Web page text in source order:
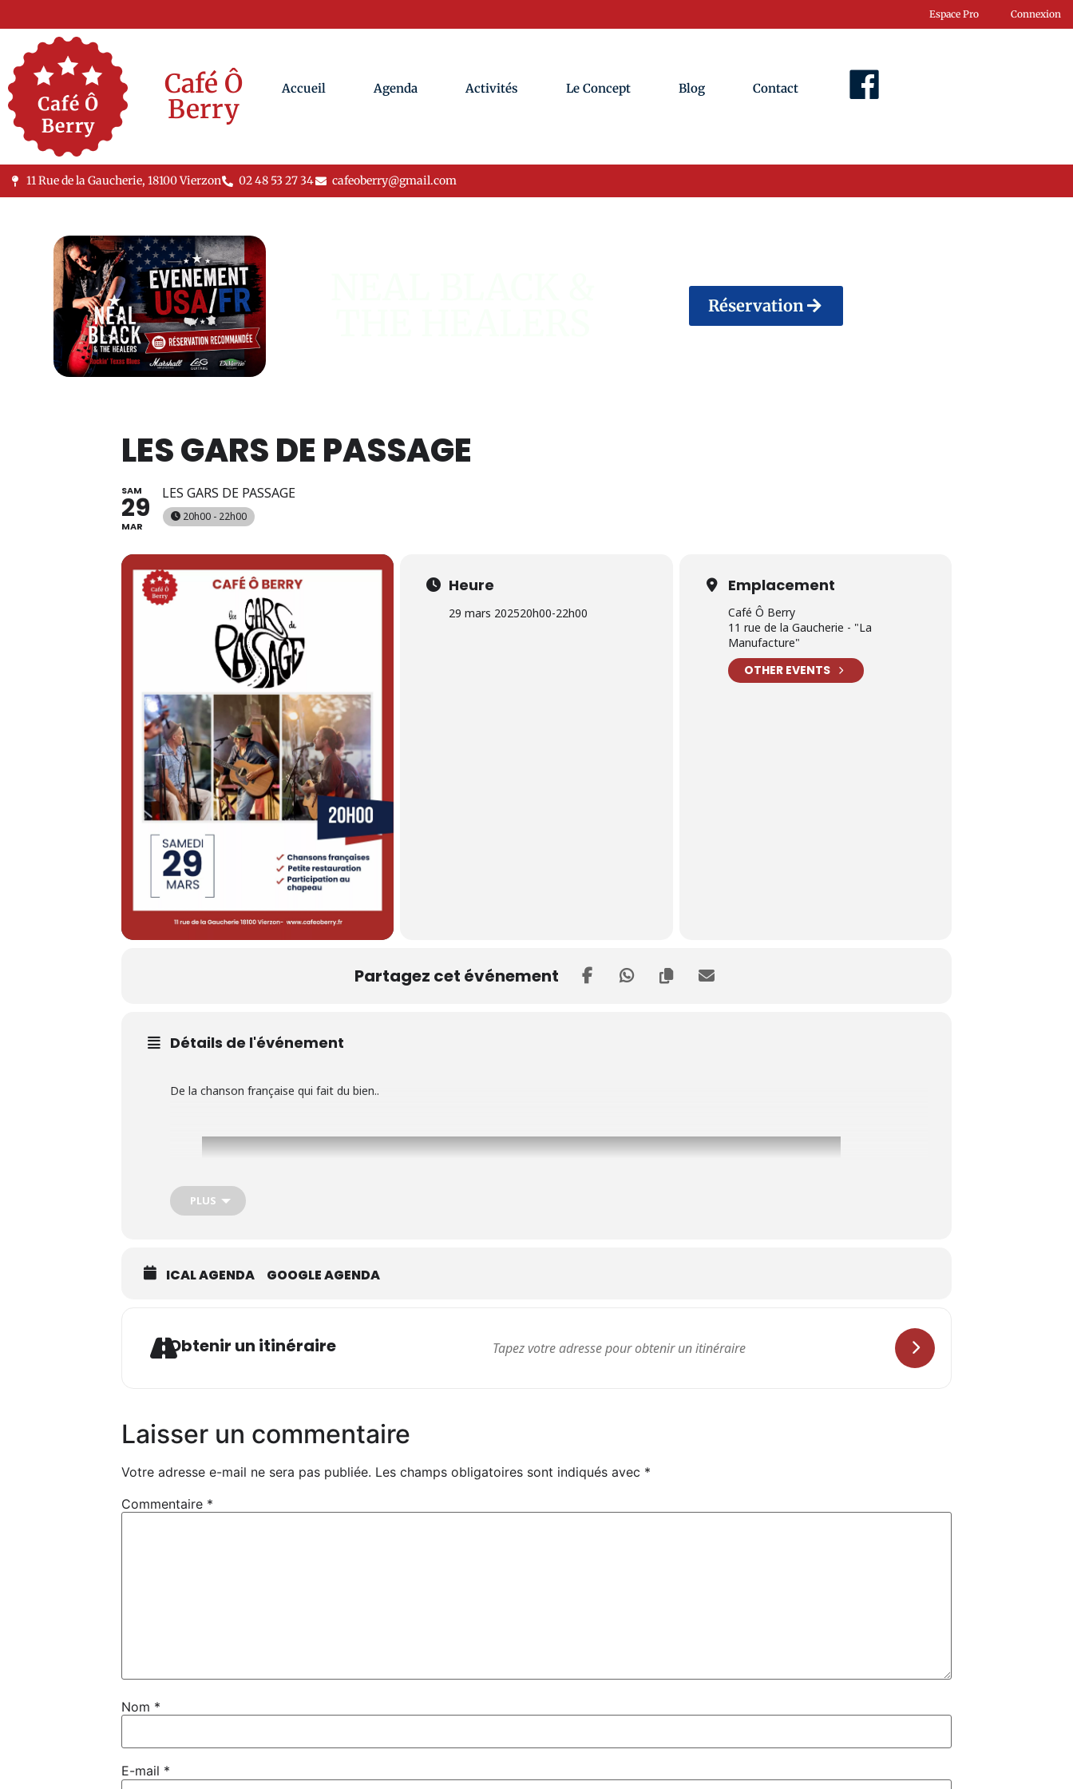
Espace Pro Connexion
Café Ô
Berry
Accueil Agenda Activités Le Concept Blog Contact Facebook
11 Rue de la Gaucherie, 18100 Vierzon 02 48 53 27 34 cafeoberry@gmail.com
Réservation
LES GARS DE PASSAGE
SAM
29
MAR
LES GARS DE PASSAGE
20h00 - 22h00
Heure
29 mars 202520h00-22h00
Emplacement
Café Ô Berry
11 rue de la Gaucherie - "La
Manufacture"
OTHER EVENTS
Partagez cet événement
Détails de l'événement
De la chanson française qui fait du bien..
Les gars de passage
PLUS
ICAL AGENDA GOOGLE AGENDA
Obtenir un itinéraire
Laisser un commentaire
Votre adresse e-mail ne sera pas publiée. Les champs obligatoires sont indiqués avec *
Commentaire *
Nom *
E-mail *